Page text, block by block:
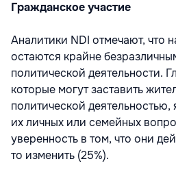
Гражданское участие
Аналитики NDI отмечают, что
остаются крайне
политической деятельности.
которые могут заставить
политической
их личных или семейных
уверенность в том, что они
то изменить (25%).